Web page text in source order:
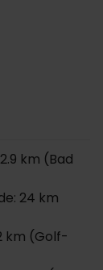
km (Bad
24 km
km (Golf-